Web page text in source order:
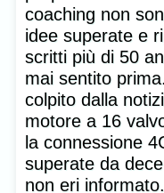
coaching non
idee superate e
scritti più di 50
mai sentito
colpito dalla
motore a 16
la connessione
superate da
non eri